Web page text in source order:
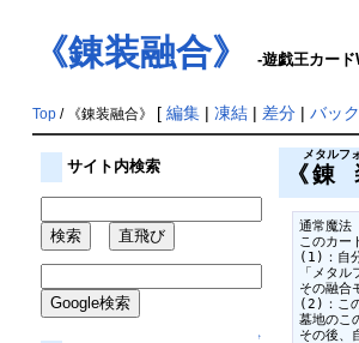
《錬装融合》 -遊戯王カー
Top/ 《錬装融合》 [ 編集| 凍結| 差分| バッ
サイト内検索
↑
《錬
メタルフ
通常魔法
このカー
(1)：自
「メタ
その融合
(2)：こ
墓地のこ
その後、